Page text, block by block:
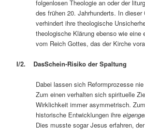
folgenlosen Theologie an oder der
des frühen 20. Jahrhunderts. In dieser
verhindert ihre theologische
theologische Klärung ebenso wie eine
vom Reich Gottes, das der Kirche
I/2. DasSchein-Risiko der Spaltung
Dabei lassen sich Reformprozesse
Zum einen verhalten sich spirituelle
Wirklichkeit immer asymmetrisch.
historische Entwicklungen ihre
Dies musste sogar Jesus erfahren,